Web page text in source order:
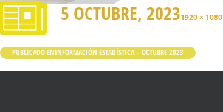
5 OCTUBRE, 20231920 × 1080
PUBLICADO ENINFORMACIÓN ESTADÍSTICA – OCTUBRE 2023